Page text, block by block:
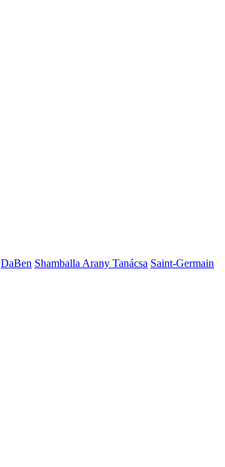
DaBen Shamballa Arany Tanácsa Saint-Germain